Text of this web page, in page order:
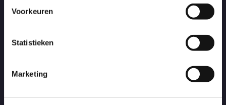
Voorkeuren
Statistieken
Marketing
Aangezien wij alle artikelen zelf op voorraad hebben kunt u alles
direct meenemen als u langs komt zodat u direct kan starten met